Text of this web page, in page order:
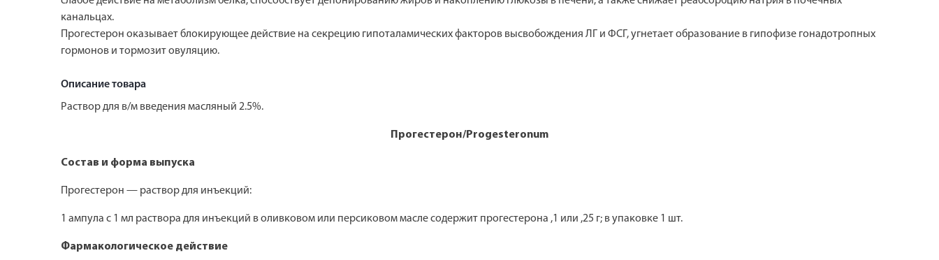
канальцах.
Прогестерон оказывает блокирующее действие на секрецию гипоталамических факторов высвобождения ЛГ и ФСГ, угнетает образование в гипофизе гонадотропных
гормонов и тормозит овуляцию.
Описание товара
Раствор для в/м введения масляный 2.5%.
Прогестерон/Progesteronum
Состав и форма выпуска
Прогестерон — раствор для инъекций:
1 ампула с 1 мл раствора для инъекций в оливковом или персиковом масле содержит прогестерона ,1 или ,25 г; в упаковке 1 шт.
Фармакологическое действие